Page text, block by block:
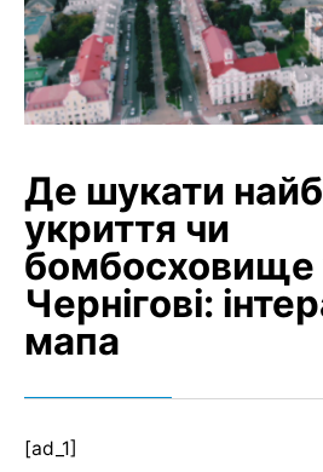
Де шукати
укриття чи
бомбосховище
Чернігові:
мапа
[ad_1]